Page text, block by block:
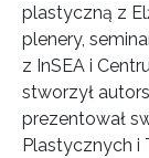
plastyczną z
plenery,
z InSEA i
stworzył
prezentował
Plastycznych i